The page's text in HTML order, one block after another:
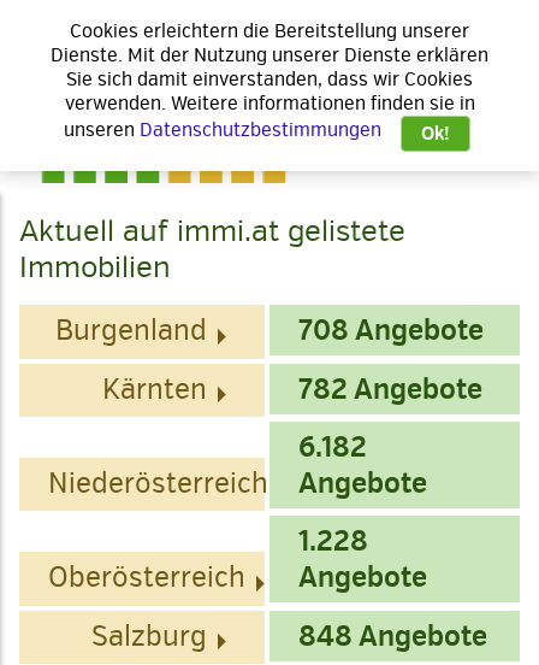
Aktuell auf immi.at gelistete
Immobilien
Burgenland
708 Angebote
Kärnten
782 Angebote
Niederösterreich
6.182
Angebote
Oberösterreich
1.228
Angebote
Salzburg
848 Angebote
Cookies erleichtern die Bereitstellung unserer
Dienste. Mit der Nutzung unserer Dienste erklären
Sie sich damit einverstanden, dass wir Cookies
verwenden. Weitere informationen finden sie in
unseren Datenschutzbestimmungen Ok!